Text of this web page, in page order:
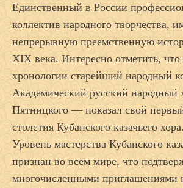
Единственный в России
коллектив народного творчества,
непрерывную преемственную
XIX века. Интересно отметить,
хронологии старейший народный
Академический русский народный
Пятницкого — показал свой
столетия Кубанского казачьего хора.
Уровень мастерства Кубанского
признан во всем мире, что
многочисленными приглашениями